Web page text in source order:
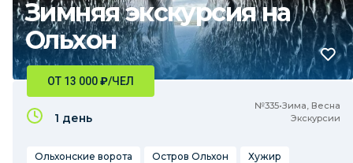
Зимняя экскурсия на
Ольхон
№335•Зима, Весна
Экскурсии
ОТ 13 000₽/ЧЕЛ
1 день
Ольхонские ворота Остров Ольхон
Хужир